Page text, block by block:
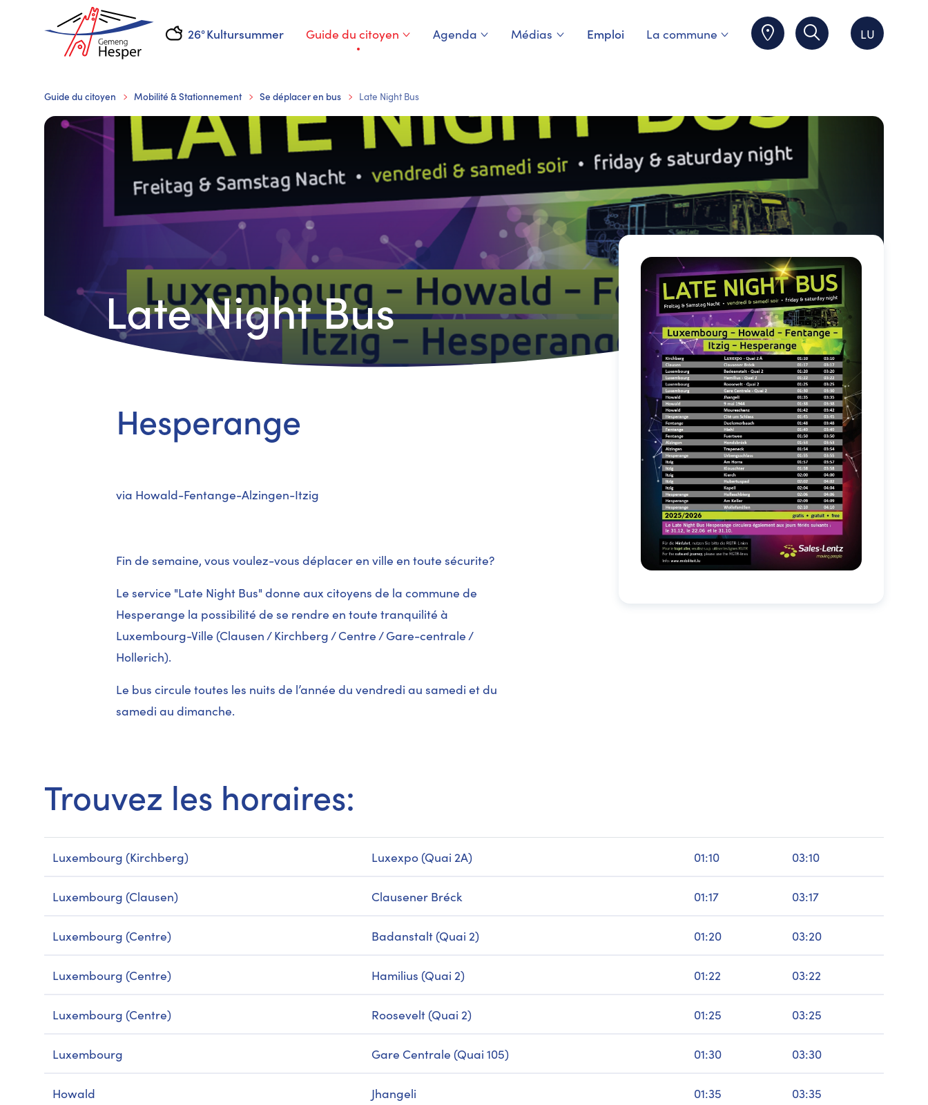
26°Kultursummer Guide du citoyen
Page courante
Agenda Médias Emploi La commune LU
Guide du citoyen Mobilité & Stationnement Se déplacer en bus Late Night Bus
Late Night Bus
Hesperange
via Howald-Fentange-Alzingen-Itzig
Fin de semaine, vous voulez-vous déplacer en ville en toute sécurite?
Le service "Late Night Bus" donne aux citoyens de la commune de
Hesperange la possibilité de se rendre en toute tranquilité à
Luxembourg-Ville (Clausen / Kirchberg / Centre / Gare-centrale /
Hollerich).
Le bus circule toutes les nuits de l’année du vendredi au samedi et du
samedi au dimanche.
Trouvez les horaires:
Luxembourg (Kirchberg) Luxexpo (Quai 2A) 01:10 03:10
Luxembourg (Clausen) Clausener Bréck 01:17 03:17
Luxembourg (Centre) Badanstalt (Quai 2) 01:20 03:20
Luxembourg (Centre) Hamilius (Quai 2) 01:22 03:22
Luxembourg (Centre) Roosevelt (Quai 2) 01:25 03:25
Luxembourg Gare Centrale (Quai 105) 01:30 03:30
Howald Jhangeli 01:35 03:35